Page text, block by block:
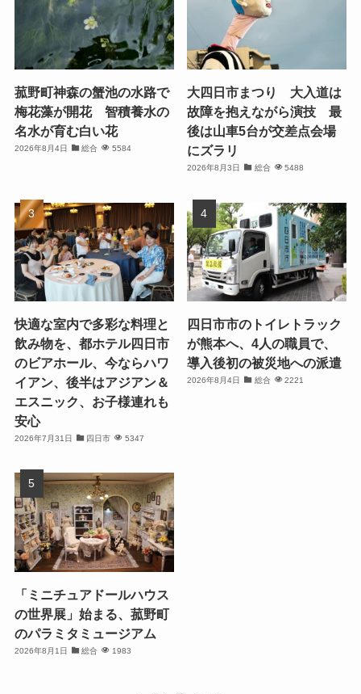
菰野町神森の蟹池の水路で
梅花藻が開花 智積養水の
名水が育む白い花
2026年8月4日 総合 5584
大四日市まつり 大入道は
故障を抱えながら演技 最
後は山車5台が交差点会場
にズラリ
2026年8月3日 総合 5488
快適な室内で多彩な料理と
飲み物を、都ホテル四日市
のビアホール、今ならハワ
イアン、後半はアジアン＆
エスニック、お子様連れも
安心
2026年7月31日 四日市 5347
四日市市のトイレトラック
が熊本へ、4人の職員で、
導入後初の被災地への派遣
2026年8月4日 総合 2221
「ミニチュアドールハウス
の世界展」始まる、菰野町
のパラミタミュージアム
2026年8月1日 総合 1983